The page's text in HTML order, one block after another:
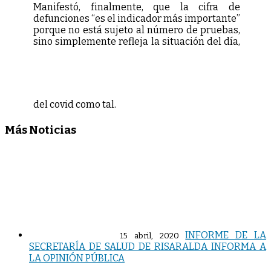
Manifestó, finalmente, que la cifra de
defunciones “es el indicador más importante”
porque no está sujeto al número de pruebas,
sino simplemente refleja la situación del día,
del covid como tal.
Más Noticias
15 abril, 2020
INFORME DE LA
SECRETARÍA DE SALUD DE RISARALDA INFORMA A
LA OPINIÓN PÚBLICA